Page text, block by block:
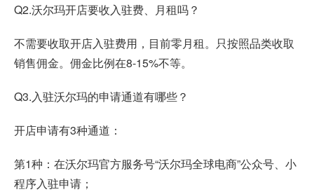
Q2.沃尔玛开店要收入驻费、月租吗？
不需要收取开店入驻费用，目前零月租。只按照品类收取
销售佣金。佣金比例在8-15%不等。
Q3.入驻沃尔玛的申请通道有哪些？
开店申请有3种通道：
第1种：在沃尔玛官方服务号“沃尔玛全球电商”公众号、小
程序入驻申请；